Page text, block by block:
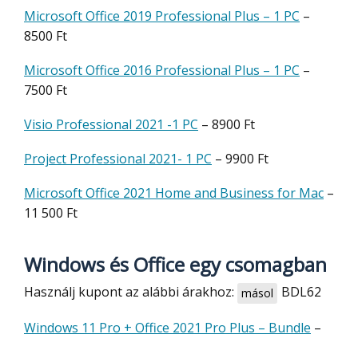
Microsoft Office 2019 Professional Plus – 1 PC –
8500 Ft
Microsoft Office 2016 Professional Plus – 1 PC –
7500 Ft
Visio Professional 2021 -1 PC – 8900 Ft
Project Professional 2021- 1 PC – 9900 Ft
Microsoft Office 2021 Home and Business for Mac –
11 500 Ft
Windows és Office egy csomagban
Használj kupont az alábbi árakhoz: másol BDL62
Windows 11 Pro + Office 2021 Pro Plus – Bundle –